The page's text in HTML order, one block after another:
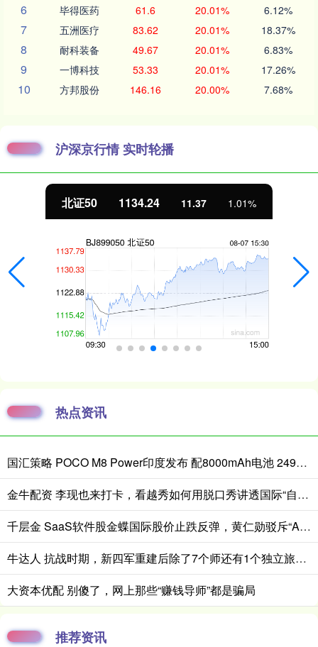
6 毕得医药 61.6 20.01% 6.12%
7 五洲医疗 83.62 20.01% 18.37%
8 耐科装备 49.67 20.01% 6.83%
9 一博科技 53.33 20.01% 17.26%
10 方邦股份 146.16 20.00% 7.68%
沪深京行情 实时轮播
北证50 1134.24 11.37 1.01%
热点资讯
国汇策略 POCO M8 Power印度发布 配8000mAh电池 24999卢比起
金牛配资 李现也来打卡，看越秀如何用脱口秀讲透国际“自然城市”的生态故事
千层金 SaaS软件股金蝶国际股价止跌反弹，黄仁勋驳斥“AI替代软件论”
牛达人 抗战时期，新四军重建后除了7个师还有1个独立旅，旅长是谁？
大资本优配 别傻了，网上那些“赚钱导师”都是骗局
推荐资讯